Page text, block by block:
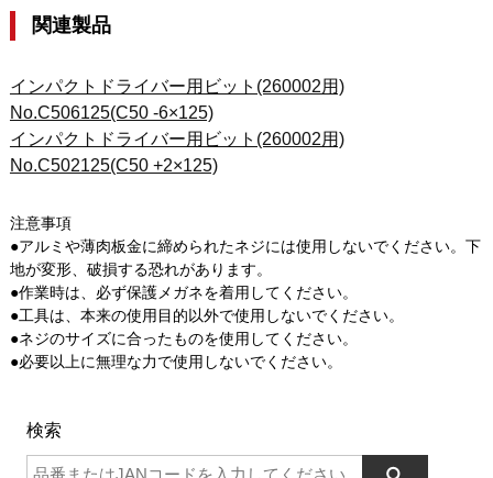
関連製品
インパクトドライバー用ビット(260002用)
No.C506125(C50 -6×125)
インパクトドライバー用ビット(260002用)
No.C502125(C50 +2×125)
注意事項
●アルミや薄肉板金に締められたネジには使用しないでください。下
地が変形、破損する恐れがあります。
●作業時は、必ず保護メガネを着用してください。
●工具は、本来の使用目的以外で使用しないでください。
●ネジのサイズに合ったものを使用してください。
●必要以上に無理な力で使用しないでください。
検索